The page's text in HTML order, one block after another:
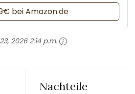
bei Amazon.de
2026 2:14 p.m.
Nachteile